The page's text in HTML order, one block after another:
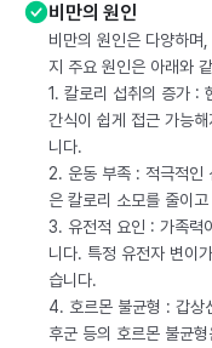
비만의 원인
비만의 원인은 다양하
지 주요 원인은 아래와
1. 칼로리 섭취의 증가 :
간식이 쉽게 접근 가능
니다.
2. 운동 부족 : 적극적인
은 칼로리 소모를 줄이
3. 유전적 요인 : 가족력
니다. 특정 유전자 변이
습니다.
4. 호르몬 불균형 : 갑상
후군 등의 호르몬 불균